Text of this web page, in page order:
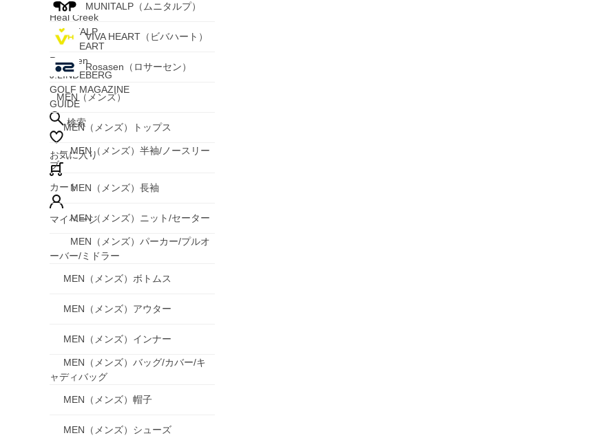
Heal Creek
MUNITALP
VIVA HEART
Rosasen
J.LINDEBERG
GOLF MAGAZINE
GUIDE
検索
お気に入り
カート
マイページ
MUNITALP（ムニタルプ）
VIVA HEART（ビバハート）
Rosasen（ロサーセン）
MEN（メンズ）
MEN（メンズ）トップス
MEN（メンズ）半袖/ノースリー
ブ
MEN（メンズ）長袖
MEN（メンズ）ニット/セーター
MEN（メンズ）パーカー/プルオ
ーバー/ミドラー
MEN（メンズ）ボトムス
MEN（メンズ）アウター
MEN（メンズ）インナー
MEN（メンズ）バッグ/カバー/キ
ャディバッグ
MEN（メンズ）帽子
MEN（メンズ）シューズ